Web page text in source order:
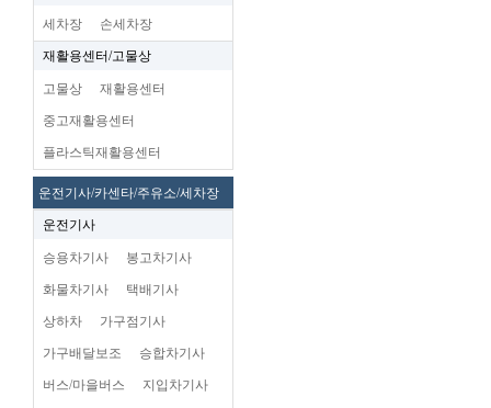
세차장 손세차장
재활용센터/고물상
고물상 재활용센터
중고재활용센터
플라스틱재활용센터
운전기사/카센타/주유소/세차장
운전기사
승용차기사 봉고차기사
화물차기사 택배기사
상하차 가구점기사
가구배달보조 승합차기사
버스/마을버스 지입차기사